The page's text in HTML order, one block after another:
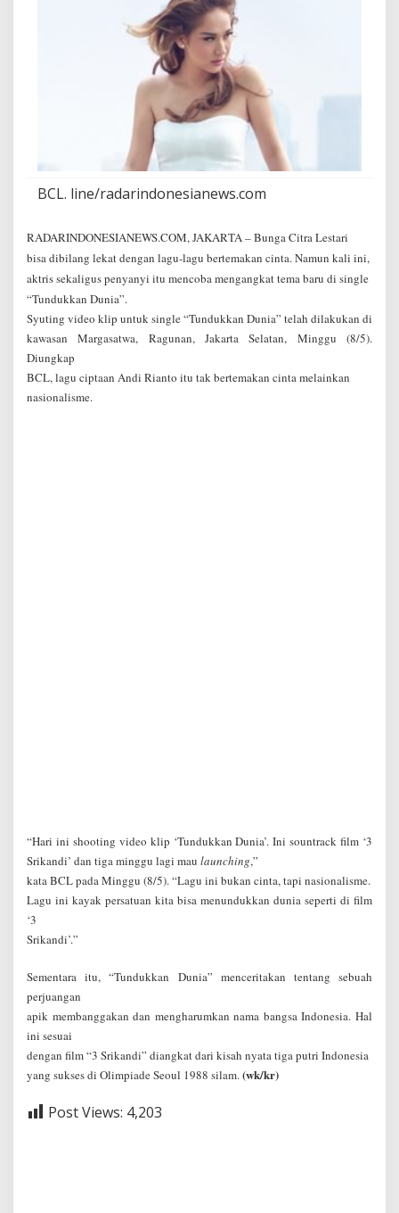
k
n
D
'
BCL. line/radarindonesianews.com
RADARINDONESIANEWS.COM, JAKARTA – Bunga Citra Lestari
bisa dibilang lekat dengan lagu-lagu bertemakan cinta. Namun kali ini,
aktris sekaligus penyanyi itu mencoba mengangkat tema baru di single
“Tundukkan Dunia”.
Syuting video klip untuk single “Tundukkan Dunia” telah dilakukan di
kawasan Margasatwa, Ragunan, Jakarta Selatan, Minggu (8/5).
Diungkap
BCL, lagu ciptaan Andi Rianto itu tak bertemakan cinta melainkan
nasionalisme.
“Hari ini shooting video klip ‘Tundukkan Dunia’. Ini sountrack film ‘3
Srikandi’ dan tiga minggu lagi mau launching,”
kata BCL pada Minggu (8/5). “Lagu ini bukan cinta, tapi nasionalisme.
Lagu ini kayak persatuan kita bisa menundukkan dunia seperti di film
‘3
Srikandi’.”
Sementara itu, “Tundukkan Dunia” menceritakan tentang sebuah
perjuangan
apik membanggakan dan mengharumkan nama bangsa Indonesia. Hal
ini sesuai
dengan film “3 Srikandi” diangkat dari kisah nyata tiga putri Indonesia
yang sukses di Olimpiade Seoul 1988 silam. (wk/kr)
Post Views: 4,203